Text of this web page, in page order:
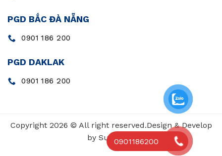
PGD BẮC ĐÀ NẴNG
0901 186 200
PGD DAKLAK
0901 186 200
Copyright 2026 © All right reserved.Design & Develop
by SunValue0901186200